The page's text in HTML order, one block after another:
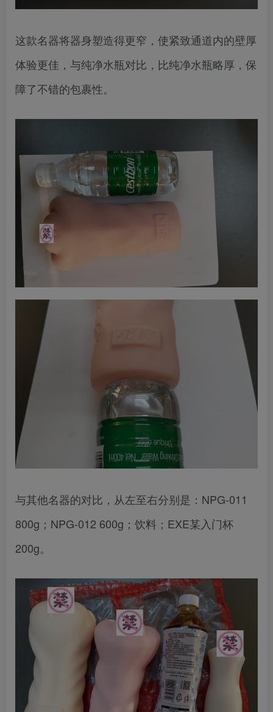
这款名器将器身塑造得更窄，使紧致通道内的壁厚
体验更佳，与纯净水瓶对比，比纯净水瓶略厚，保
障了不错的包裹性。
与其他名器的对比，从左至右分别是：NPG-011
800g；NPG-012 600g；饮料；EXE某入门杯
200g。